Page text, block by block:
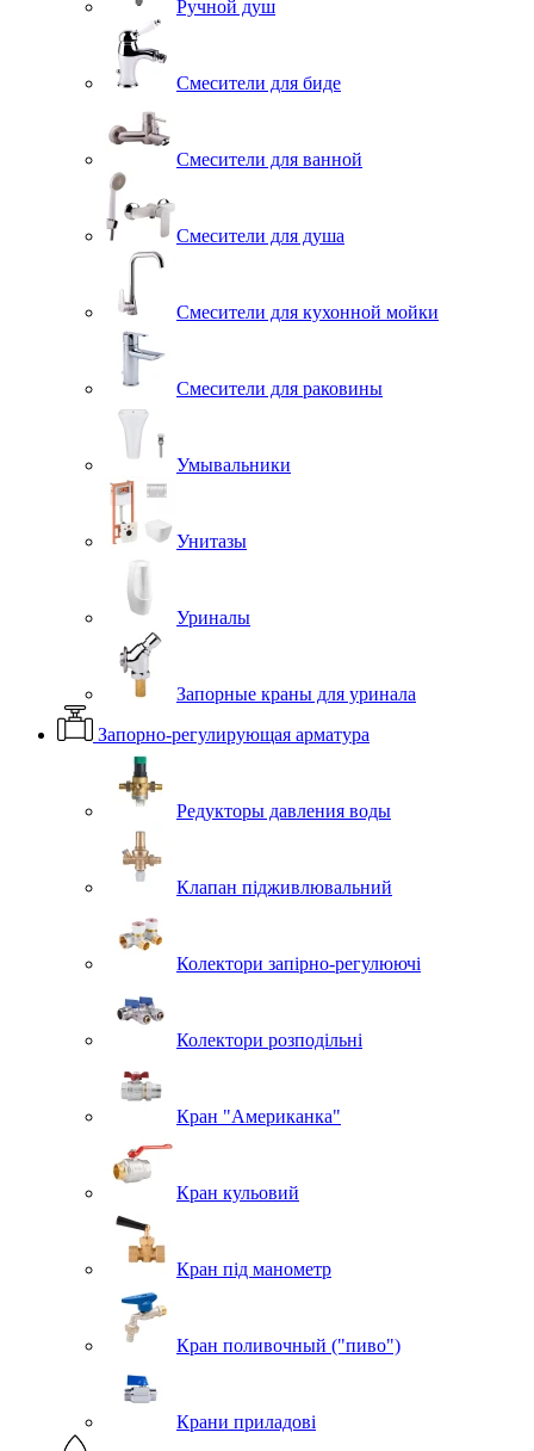
Ручной душ
Смесители для биде
Смесители для ванной
Смесители для душа
Смесители для кухонной мойки
Смесители для раковины
Умывальники
Унитазы
Уриналы
Запорные краны для уринала
Запорно-регулирующая арматура
Редукторы давления воды
Клапан підживлювальний
Колектори запірно-регулюючі
Колектори розподільні
Кран "Американка"
Кран кульовий
Кран під манометр
Кран поливочный ("пиво")
Крани приладові